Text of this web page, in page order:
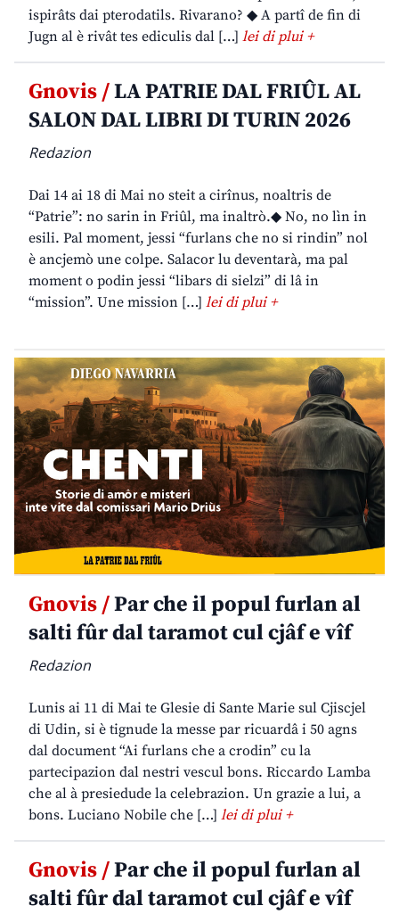
ispirâts dai pterodatils. Rivarano? ◆ A partî de fin di
Jugn al è rivât tes ediculis dal […] lei di plui +
Gnovis /LA PATRIE DAL FRIÛL AL
SALON DAL LIBRI DI TURIN 2026
Redazion
Dai 14 ai 18 di Mai no steit a cirînus, noaltris de
“Patrie”: no sarin in Friûl, ma inaltrò.◆ No, no lìn in
esili. Pal moment, jessi “furlans che no si rindin” nol
è ancjemò une colpe. Salacor lu deventarà, ma pal
moment o podin jessi “libars di sielzi” di lâ in
“mission”. Une mission […] lei di plui +
Gnovis /Par che il popul furlan al
salti fûr dal taramot cul cjâf e vîf
Redazion
Lunis ai 11 di Mai te Glesie di Sante Marie sul Cjiscjel
di Udin, si è tignude la messe par ricuardâ i 50 agns
dal document “Ai furlans che a crodin” cu la
partecipazion dal nestri vescul bons. Riccardo Lamba
che al à presiedude la celebrazion. Un grazie a lui, a
bons. Luciano Nobile che […] lei di plui +
Gnovis /Par che il popul furlan al
salti fûr dal taramot cul cjâf e vîf